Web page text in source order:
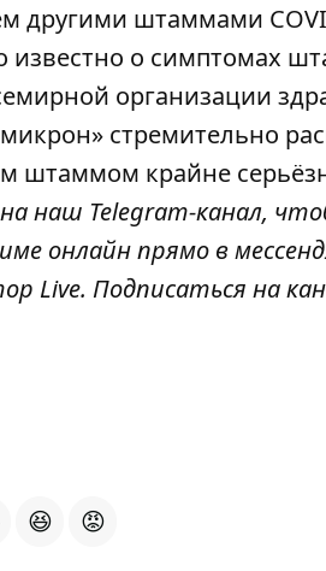
другими штаммами
известно о симптомах
организации
стремительно
штаммом крайне
наш Telegram-канал,
онлайн прямо в
Live. Подписаться на
😆 😡